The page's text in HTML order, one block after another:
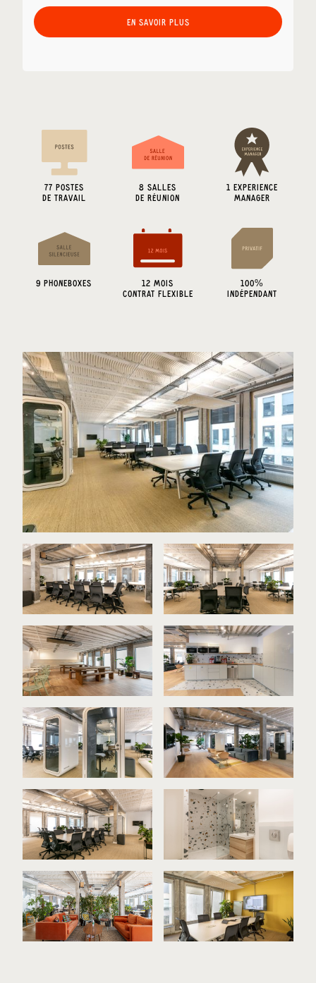
77 POSTES
DE TRAVAIL
8 SALLES
DE RÉUNION
1 EXPERIENCE
MANAGER
9 PHONEBOXES
12 MOIS
CONTRAT FLEXIBLE
100%
INDÉPENDANT
EN SAVOIR PLUS